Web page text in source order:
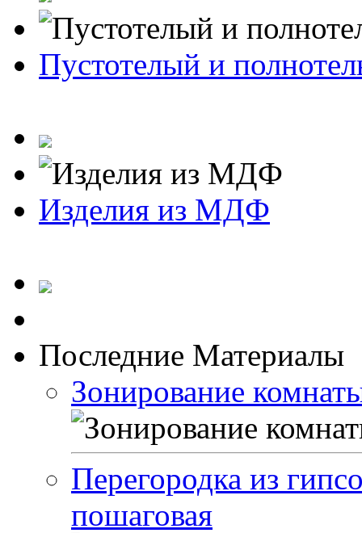
Пустотелый и
Изделия из МДФ
Последние Материалы
Зонирование
Перегородка из
пошаговая